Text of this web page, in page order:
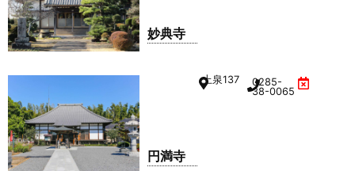
妙典寺
円満寺
上泉137
0285-
38-0065